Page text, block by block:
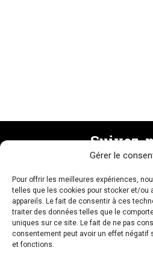
Gérer le
Pour offrir les meilleures expériences,
telles que les cookies pour stocker et/ou
appareils. Le fait de consentir à ces
traiter des données telles que le
uniques sur ce site. Le fait de ne pas
consentement peut avoir un effet
et fonctions.
Suivez-
Recevez la